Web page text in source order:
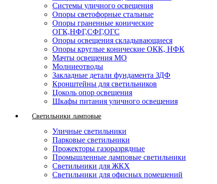
Системы уличного освещения
Опоры светофорные стальные
Опоры граненные конические
ОГК,НФГ,СФГ,ОГС
Опоры освещения складывающиеся
Опоры круглые конические ОКК, НФК
Мачты освещения МО
Молниеотводы
Закладные детали фундамента ЗДФ
Кронштейны для светильников
Цоколь опор освещения
Шкафы питания уличного освещения
Светильники ламповые
Уличные светильники
Парковые светильники
Прожекторы газоразрядные
Промышленные ламповые светильники
Светильники для ЖКХ
Светильники для офисных помещений